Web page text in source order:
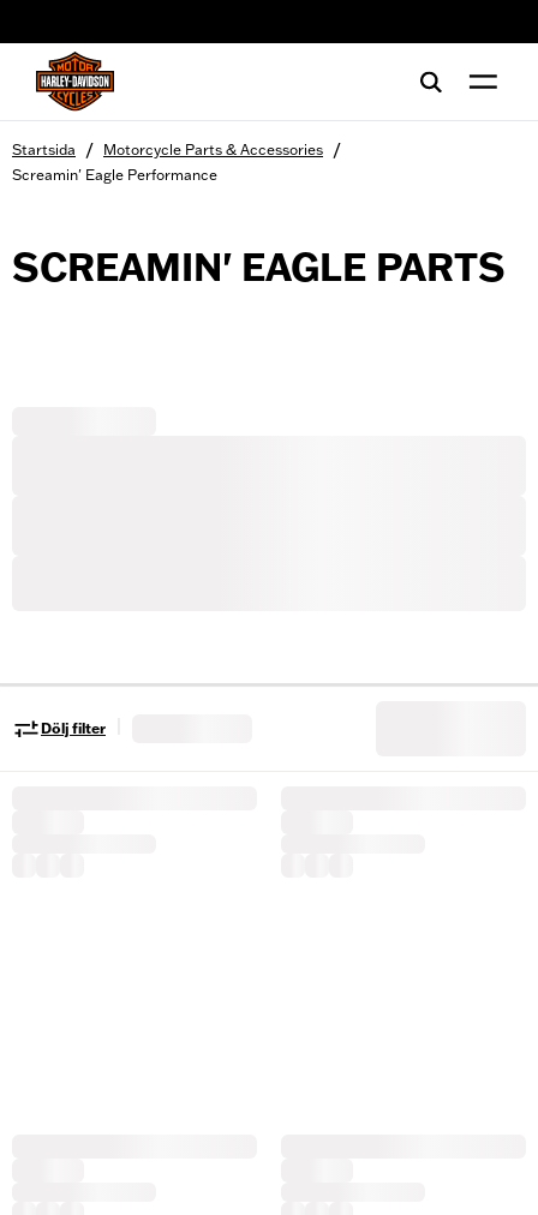
Startsida / Motorcycle Parts & Accessories /
Screamin' Eagle Performance
SCREAMIN' EAGLE PARTS
Dölj filter